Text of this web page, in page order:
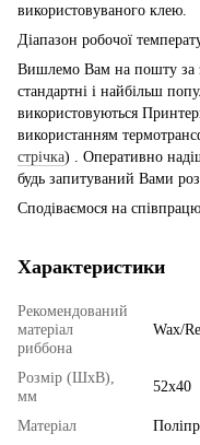
використовуваного клею.
Діапазон робочої
Вишлемо Вам на пошту за
стандартні і найбільш
використовуються
використанням
стрічка) . Оперативно
будь запитуваний Вами
Сподіваємося на
Характеристики
Рекомендований
матеріал
риббона
Wax/
Розмір (ШхВ),
мм
52х40
Матеріал